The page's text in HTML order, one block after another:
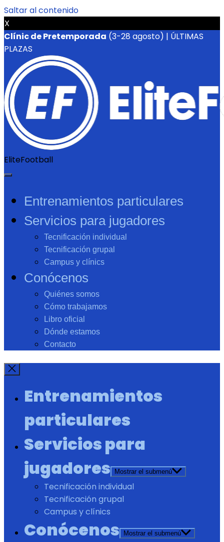
Saltar al contenido
X
Clínic de Pretemporada (3-28 agosto) | ÚLTIMAS
PLAZAS
EliteFootball
Entrenamientos particulares
Servicios para jugadores
Tecnificación individual
Tecnificación grupal
Campus y clínics
Conócenos
Quiénes somos
Cómo trabajamos
Libro oficial
Dónde estamos
Contacto
Entrenamientos
particulares
Servicios para
jugadores
Mostrar el submenú
Tecnificación individual
Tecnificación grupal
Campus y clínics
Conócenos Mostrar el submenú